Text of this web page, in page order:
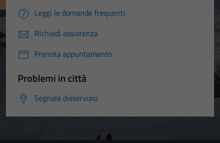
Leggi le domande frequenti
Richiedi assistenza
Prenota appuntamento
Problemi in città
Segnala disservizio